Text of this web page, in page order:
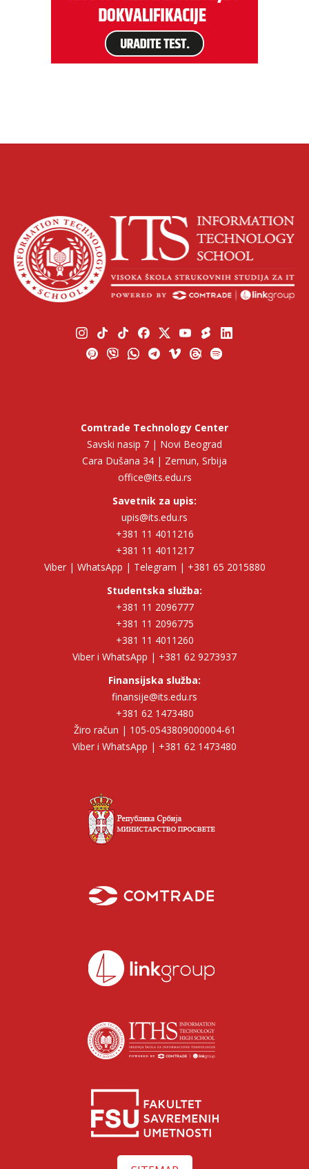
Comtrade Technology Center
Savski nasip 7 | Novi Beograd
Cara Dušana 34 | Zemun, Srbija
office@its.edu.rs
Savetnik za upis:
upis@its.edu.rs
+381 11 4011216
+381 11 4011217
Viber | WhatsApp | Telegram | +381 65 2015880
Studentska služba:
+381 11 2096777
+381 11 2096775
+381 11 4011260
Viber i WhatsApp | +381 62 9273937
Finansijska služba:
finansije@its.edu.rs
+381 62 1473480
Žiro račun | 105-0543809000004-61
Viber i WhatsApp | +381 62 1473480